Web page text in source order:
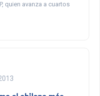
quien avanza a cuartos